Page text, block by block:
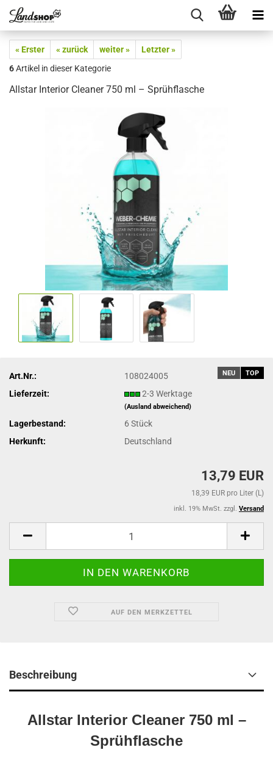
« Erster « zurück weiter »
Letzter »
6Artikel in dieser Kategorie
Allstar Interior Cleaner 750 ml – Sprühflasche
NEU TOP
Art.Nr.:
108024005
Lieferzeit:
2-3 Werktage
(Ausland abweichend)
Lagerbestand: 6Stück
Herkunft:
Deutschland
13,79 EUR
18,39 EUR pro Liter (L)
inkl. 19% MwSt. zzgl. Versand
AUF DEN MERKZETTEL
Beschreibung
Allstar Interior Cleaner 750 ml –
Sprühflasche